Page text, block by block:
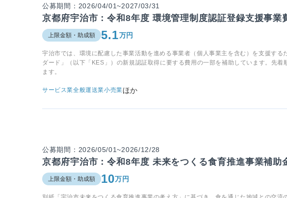
公募期間：2026/04/01~2027/03/31
京都府宇治市：令和8年度 環境管理制度認証登録支援事業
上限金額・助成額 5.1万円
宇治市では、環境に配慮した事業活動を進める事業者（個人事業主を含む）を支援す
ダード」（以下「KES」）の新規認証取得に要する費用の一部を補助しています。先
ます。
サービス業全般運送業小売業ほか
公募期間：2026/05/01~2026/12/28
京都府宇治市：令和8年度 未来をつくる食育推進事業補助
上限金額・助成額 10万円